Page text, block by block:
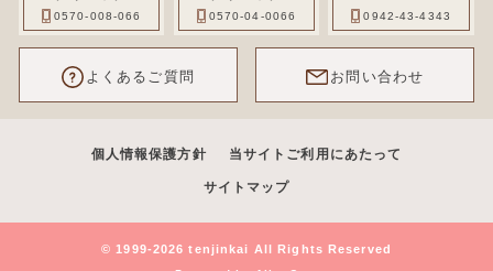
0570-008-066 0570-04-0066 0942-43-4343
よくあるご質問 お問い合わせ
個人情報保護方針 当サイトご利用にあたって
サイトマップ
© 1999-2026 tenjinkai All Rights Reserved